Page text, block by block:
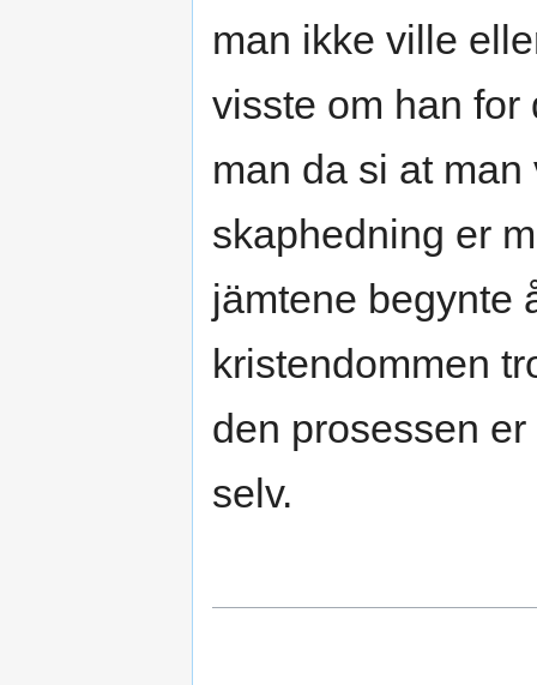
man ikke ville
visste om han for
man da si at
skaphedning er
jämtene begynte
kristendommen
den prosessen
selv.